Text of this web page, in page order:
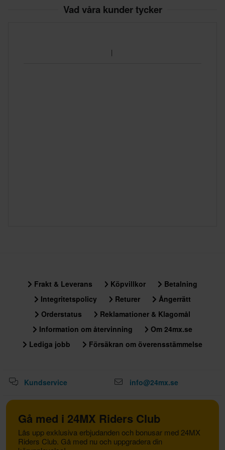
Vad våra kunder tycker
Frakt & Leverans Köpvillkor
Betalning
Integritetspolicy
Returer
Ångerrätt
Orderstatus
Reklamationer & Klagomål
Information om återvinning
Om 24mx.se
Lediga jobb
Försäkran om överensstämmelse
Kundservice info@24mx.se
Gå med i 24MX Riders Club
Lås upp exklusiva erbjudanden och bonusar med 24MX
Riders Club. Gå med nu och uppgradera din